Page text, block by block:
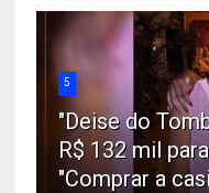
5
"Deise do
R$ 132 mil
"Comprar a